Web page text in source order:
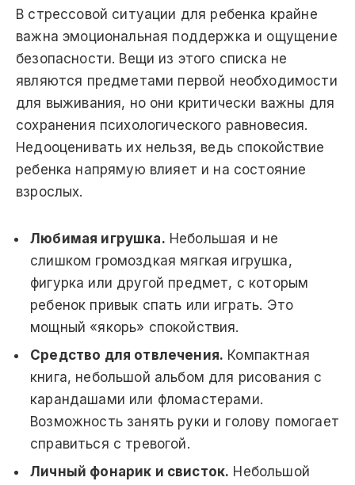
В стрессовой ситуации для ребенка крайне
важна эмоциональная поддержка и ощущение
безопасности. Вещи из этого списка не
являются предметами первой необходимости
для выживания, но они критически важны для
сохранения психологического равновесия.
Недооценивать их нельзя, ведь спокойствие
ребенка напрямую влияет и на состояние
взрослых.
Любимая игрушка. Небольшая и не
слишком громоздкая мягкая игрушка,
фигурка или другой предмет, с которым
ребенок привык спать или играть. Это
мощный «якорь» спокойствия.
Средство для отвлечения. Компактная
книга, небольшой альбом для рисования с
карандашами или фломастерами.
Возможность занять руки и голову помогает
справиться с тревогой.
Личный фонарик и свисток. Небольшой